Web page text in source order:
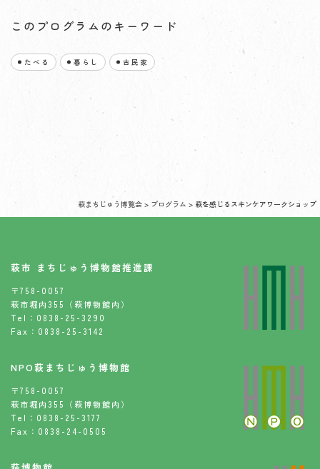
このプログラムのキーワード
たべる 暮らし 古民家
萩まちじゅう博覧会 > プログラム > 萩を感じるスキンケアワークショップ
萩市 まちじゅう博物館推進課
〒758-0057
萩市堀内355（萩博物館内）
Tel：0838-25-3290
Fax：0838-25-3142
NPO萩まちじゅう博物館
〒758-0057
萩市堀内355（萩博物館内）
Tel：0838-25-3177
Fax：0838-24-0505